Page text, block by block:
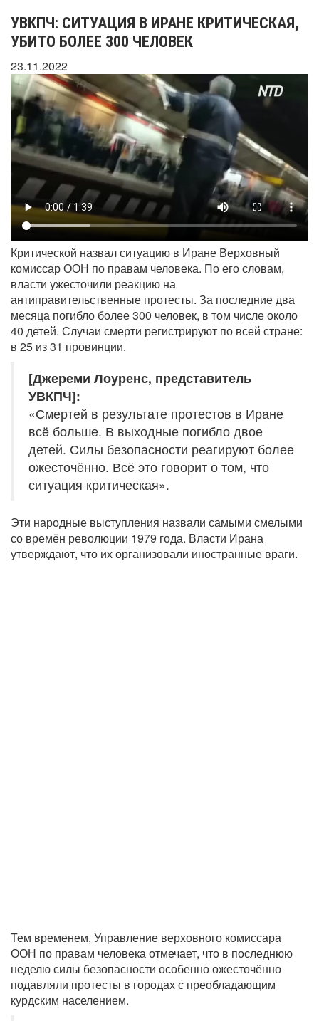
УВКПЧ: СИТУАЦИЯ В ИРАНЕ КРИТИЧЕСКАЯ,
УБИТО БОЛЕЕ 300 ЧЕЛОВЕК
23.11.2022
Критической назвал ситуацию в Иране Верховный
комиссар ООН по правам человека. По его словам,
власти ужесточили реакцию на
антиправительственные протесты. За последние два
месяца погибло более 300 человек, в том числе около
40 детей. Случаи смерти регистрируют по всей стране:
в 25 из 31 провинции.
[Джереми Лоуренс, представитель
УВКПЧ]:
«Смертей в результате протестов в Иране
всё больше. В выходные погибло двое
детей. Силы безопасности реагируют более
ожесточённо. Всё это говорит о том, что
ситуация критическая».
Эти народные выступления назвали самыми смелыми
со времён революции 1979 года. Власти Ирана
утверждают, что их организовали иностранные враги.
Тем временем, Управление верховного комиссара
ООН по правам человека отмечает, что в последнюю
неделю силы безопасности особенно ожесточённо
подавляли протесты в городах с преобладающим
курдским населением.